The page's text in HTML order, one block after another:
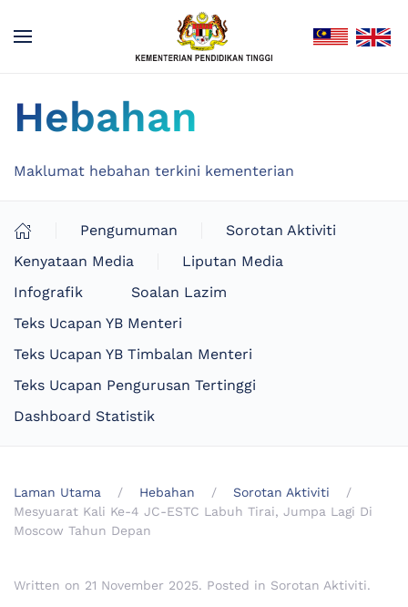
Hebahan
Maklumat hebahan terkini kementerian
Pengumuman
Sorotan Aktiviti
Kenyataan Media
Liputan Media
Infografik
Soalan Lazim
Teks Ucapan YB Menteri
Teks Ucapan YB Timbalan Menteri
Teks Ucapan Pengurusan Tertinggi
Dashboard Statistik
Laman Utama Hebahan
Sorotan Aktiviti
Mesyuarat Kali Ke-4 JC-ESTC Labuh Tirai, Jumpa Lagi Di
Moscow Tahun Depan
Written on 21 November 2025. Posted in Sorotan Aktiviti.